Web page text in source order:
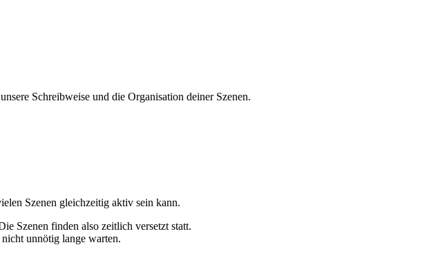
Schreibweise und die Organisation deiner Szenen.
Szenen gleichzeitig aktiv sein kann.
Szenen finden also zeitlich versetzt statt.
unnötig lange warten.